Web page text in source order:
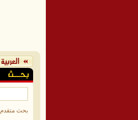
بحث متقدم